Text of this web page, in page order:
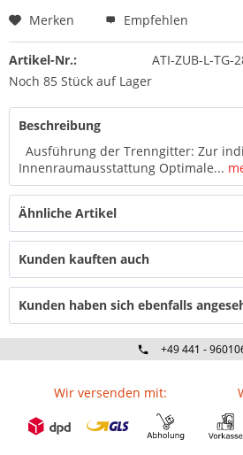
Merken Empfehlen
Artikel-Nr.:
ATI-ZUB-L-TG-
Noch 85 Stück auf Lager
Beschreibung
Ausführung der Trenngitter: Zur
Innenraumausstattung Optimale...
Ähnliche Artikel
Kunden kauften auch
Kunden haben sich ebenfalls
+49 441 -
Wir versenden mit: